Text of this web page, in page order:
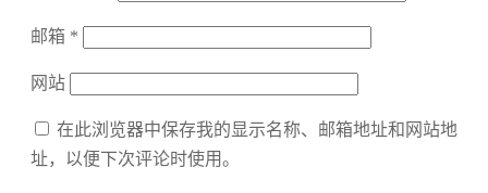
邮箱 *
网站
在此浏览器中保存我的显示名称、邮箱地址和网站地
址，以便下次评论时使用。